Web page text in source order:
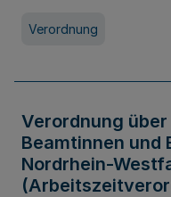
Verordnung
Verordnung
Beamtinnen und
Nordrhein-